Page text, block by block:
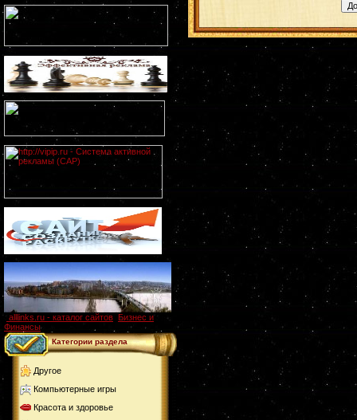
alllinks.ru - каталог сайтов Бизнес и
Финансы
Категории раздела
Другое
Компьютерные игры
Красота и здоровье